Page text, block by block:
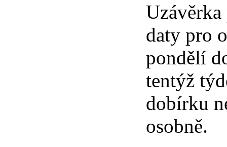
daty pro
pondělí
tentýž
dobírku
osobně.